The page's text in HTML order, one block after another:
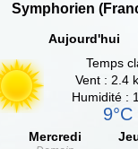
Symphorien
Aujourd'hui
Temps
Vent : 2.4
Humidité :
9°C
Mercredi